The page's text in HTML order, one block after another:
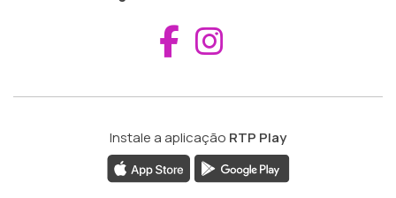
Aceder ao
Instale a aplicação RTP Play